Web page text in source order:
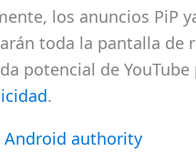
los anuncios PiP
toda la pantalla de
potencial de
.
Android authority